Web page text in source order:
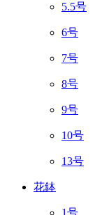
5.5号
6号
7号
8号
9号
10号
13号
花鉢
1号